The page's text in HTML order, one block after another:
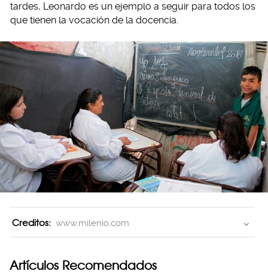
tardes, Leonardo es un ejemplo a seguir para todos los
que tienen la vocación de la docencia.
Creditos: www.milenio.com
Artículos Recomendados